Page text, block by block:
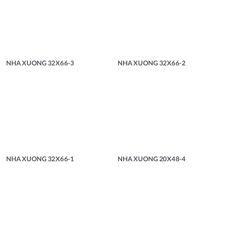
NHA XUONG 32X66-3 NHA XUONG 32X66-2
NHA XUONG 32X66-1 NHA XUONG 20X48-4